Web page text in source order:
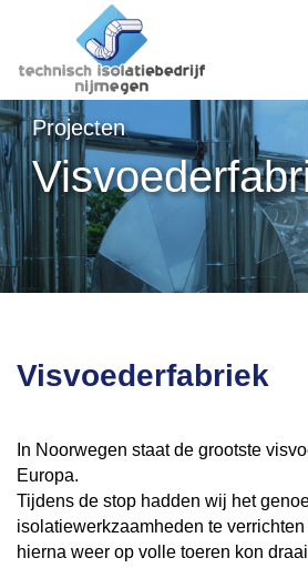
Projecten
Visvoederfabriek
In Noorwegen staat de grootste
Europa.
Tijdens de stop hadden wij het
isolatiewerkzaamheden te
hierna weer op volle toeren kon